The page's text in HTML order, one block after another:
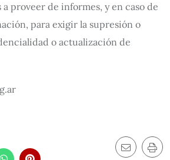
proveer de informes, y en caso de
para exigir la supresión o
o actualización de